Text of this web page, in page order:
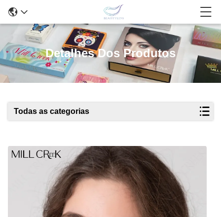
Detalhes Dos Produtos
Todas as categorias